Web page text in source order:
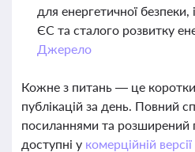
для енергетичної безпеки,
ЄС та сталого розвитку
Джерело
Кожне з питань — це
публікацій за день. Повний
посиланнями та розширений
доступні у комерційній